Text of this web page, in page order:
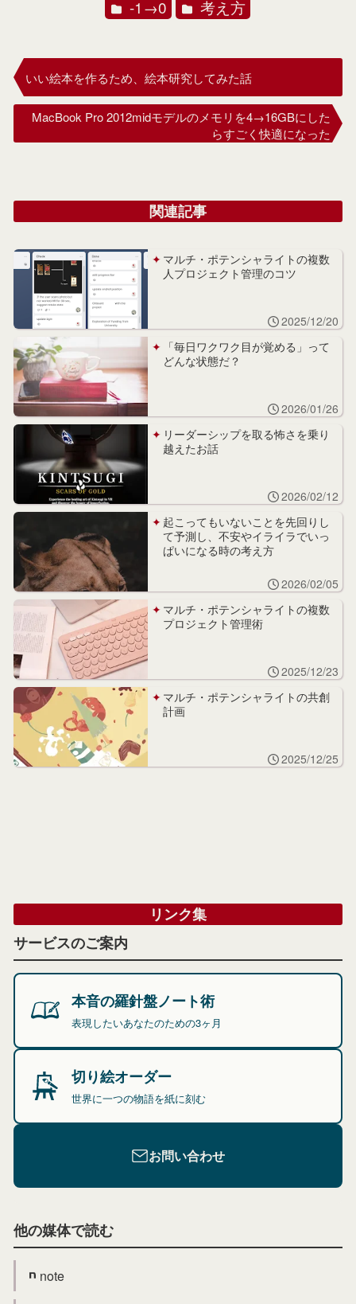
-1→0 考え方
いい絵本を作るため、絵本研究してみた話
MacBook Pro 2012midモデルのメモリを4→16GBにした
らすごく快適になった
関連記事
マルチ・ポテンシャライトの複数
人プロジェクト管理のコツ
2025/12/20
「毎日ワクワク目が覚める」って
どんな状態だ？
2026/01/26
リーダーシップを取る怖さを乗り
越えたお話
2026/02/12
起こってもいないことを先回りし
て予測し、不安やイライラでいっ
ぱいになる時の考え方
2026/02/05
マルチ・ポテンシャライトの複数
プロジェクト管理術
2025/12/23
マルチ・ポテンシャライトの共創
計画
2025/12/25
リンク集
サービスのご案内
本音の羅針盤ノート術
表現したいあなたのための3ヶ月
切り絵オーダー
世界に一つの物語を紙に刻む
お問い合わせ
他の媒体で読む
note